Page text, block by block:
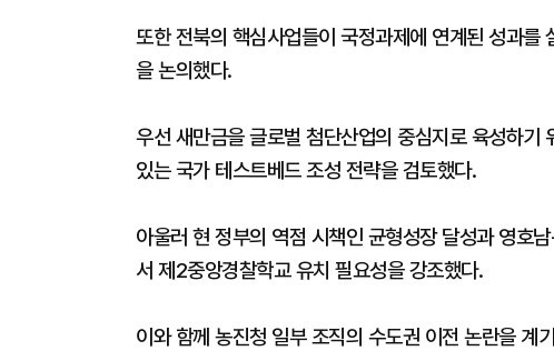
또한 전북의 핵심사업들이 국정과제에 연계된 성과
을 논의했다.
우선 새만금을 글로벌 첨단산업의 중심지로 육성하기
있는 국가 테스트베드 조성 전략을 검토했다.
아울러 현 정부의 역점 시책인 균형성장 달성과 영호
서 제2중앙경찰학교 유치 필요성을 강조했다.
이와 함께 농진청 일부 조직의 수도권 이전 논란을 계